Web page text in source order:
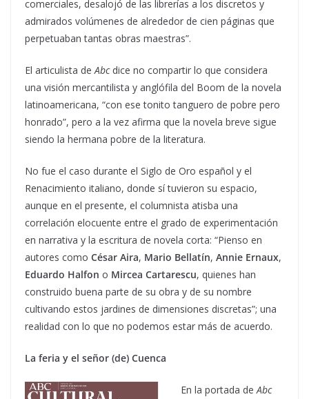
comerciales, desalojó de las librerías a los discretos y
admirados volúmenes de alrededor de cien páginas que
perpetuaban tantas obras maestras”.
El articulista de Abc dice no compartir lo que considera
una visión mercantilista y anglófila del Boom de la novela
latinoamericana, “con ese tonito tanguero de pobre pero
honrado”, pero a la vez afirma que la novela breve sigue
siendo la hermana pobre de la literatura.
No fue el caso durante el Siglo de Oro español y el
Renacimiento italiano, donde sí tuvieron su espacio,
aunque en el presente, el columnista atisba una
correlación elocuente entre el grado de experimentación
en narrativa y la escritura de novela corta: “Pienso en
autores como César Aira, Mario Bellatín, Annie Ernaux,
Eduardo Halfon o Mircea Cartarescu, quienes han
construido buena parte de su obra y de su nombre
cultivando estos jardines de dimensiones discretas”; una
realidad con lo que no podemos estar más de acuerdo.
La feria y el señor (de) Cuenca
En la portada de Abc